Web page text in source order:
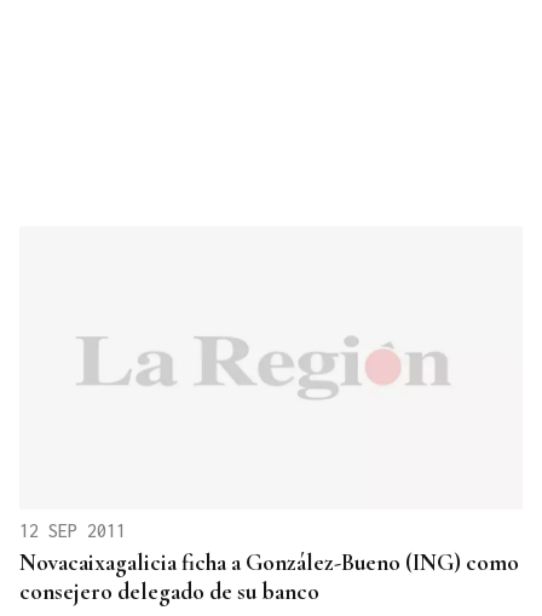
12 SEP 2011
Novacaixagalicia ficha a González-Bueno (ING) como
consejero delegado de su banco